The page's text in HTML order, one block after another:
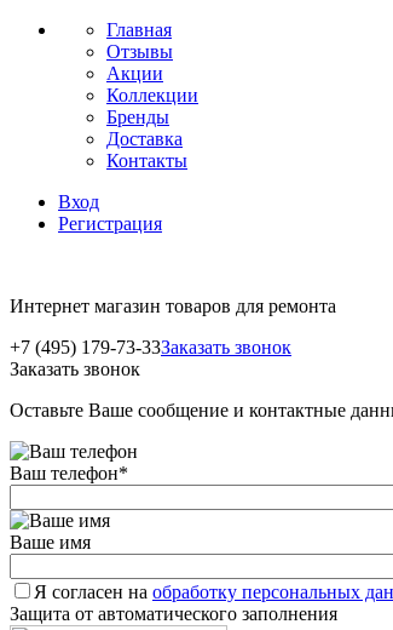
Главная
Отзывы
Акции
Коллекции
Бренды
Доставка
Контакты
Вход
Регистрация
Интернет магазин товаров для ремонта
+7 (495) 179-73-33Заказать звонок
Заказать звонок
Оставьте Ваше сообщение и контактные
Ваш телефон*
Ваше имя
Я согласен на обработку персональных
Защита от автоматического заполнения